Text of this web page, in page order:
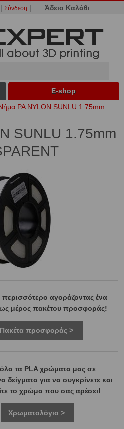
| Σύνδεση | Άδειο Καλάθι
Ε-shop
PA NYLON SUNLU 1.75mm
SUNLU 1.75mm
περισσότερο αγοράζοντας ένα
μέρος πακέτου προσφοράς!
Πακέτα προσφοράς >
όλα τα PLA χρώματα μας σε
δείγματα για να συγκρίνετε και
το χρώμα που σας αρέσει!
Χρωματολόγιο >